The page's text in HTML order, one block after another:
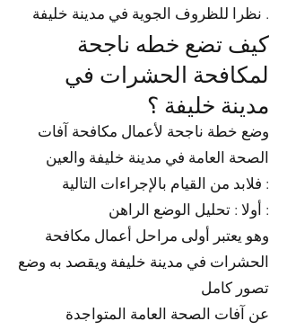
نظرا للظروف الجوية في مدينة خليفة .
كيف تضع خطه ناجحة
لمكافحة الحشرات في
مدينة خليفة ؟
وضع خطة ناجحة لأعمال مكافحة آفات
الصحة العامة في مدينة خليفة والعين
فلابد من القيام بالإجراءات التالية :
أولا : تحليل الوضع الراهن :
وهو يعتبر أولى مراحل أعمال مكافحة
الحشرات في مدينة خليفة ويقصد به وضع
تصور كامل
عن آفات الصحة العامة المتواجدة